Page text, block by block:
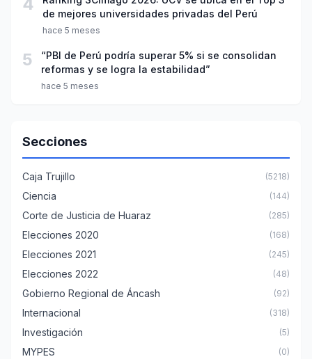
4
de mejores universidades privadas del Perú
hace 5 meses
5
“PBI de Perú podría superar 5% si se consolidan
reformas y se logra la estabilidad”
hace 5 meses
Secciones
Caja Trujillo (5218)
Ciencia (144)
Corte de Justicia de Huaraz (285)
Elecciones 2020 (168)
Elecciones 2021 (245)
Elecciones 2022 (48)
Gobierno Regional de Áncash (92)
Internacional (318)
Investigación (5)
MYPES (0)